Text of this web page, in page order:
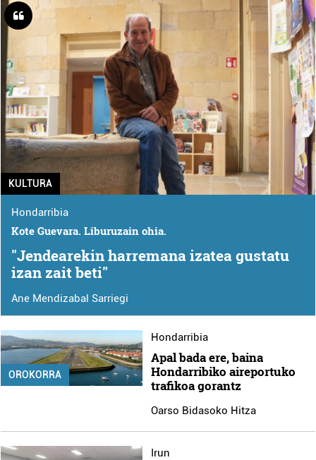
KULTURA
Hondarribia
Kote Guevara. Liburuzain ohia.
"Jendearekin harremana izatea gustatu
izan zait beti"
Ane Mendizabal Sarriegi
OROKORRA
Hondarribia
Apal bada ere, baina
Hondarribiko aireportuko
trafikoa gorantz
Oarso Bidasoko Hitza
Irun